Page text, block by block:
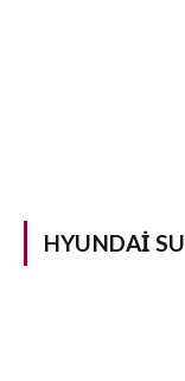
HYUNDAI